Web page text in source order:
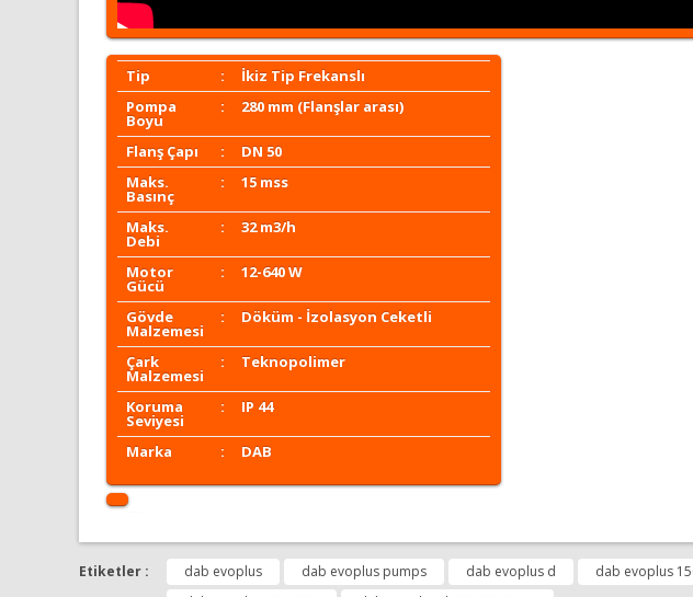
Tip :
İkiz Tip Frekanslı
Pompa
Boyu
: 280 mm (Flanşlar arası)
Flanş Çapı :
DN 50
Maks.
Basınç
: 15 mss
Maks.
Debi
: 32 m3/h
Motor
Gücü
: 12-640 W
Gövde
Malzemesi
: Döküm - İzolasyon Ceketli
Çark
Malzemesi
: Teknopolimer
Koruma
Seviyesi
: IP 44
Marka : DAB
Bu ürünün fiyat bilgisi, resim, ürün açıklamalarında ve diğer konularda yetersiz
Görüş ve önerileriniz için teşekkür ederiz.
Etiketler : dab evoplus dab evoplus pumps dab evoplus d dab evoplus